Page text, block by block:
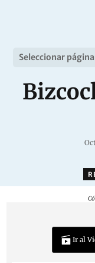
Seleccionar página
Ir al